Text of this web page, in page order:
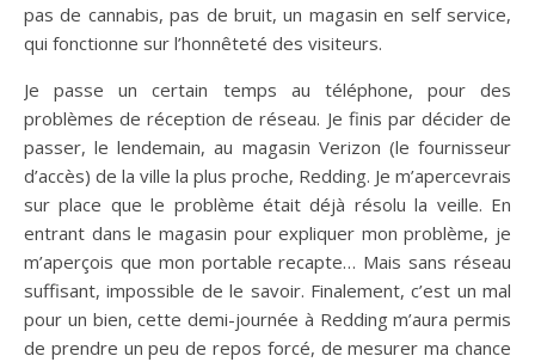
pas de cannabis, pas de bruit, un magasin en self service,
qui fonctionne sur l’honnêteté des visiteurs.
Je passe un certain temps au téléphone, pour des
problèmes de réception de réseau. Je finis par décider de
passer, le lendemain, au magasin Verizon (le fournisseur
d’accès) de la ville la plus proche, Redding. Je m’apercevrais
sur place que le problème était déjà résolu la veille. En
entrant dans le magasin pour expliquer mon problème, je
m’aperçois que mon portable recapte… Mais sans réseau
suffisant, impossible de le savoir. Finalement, c’est un mal
pour un bien, cette demi-journée à Redding m’aura permis
de prendre un peu de repos forcé, de mesurer ma chance